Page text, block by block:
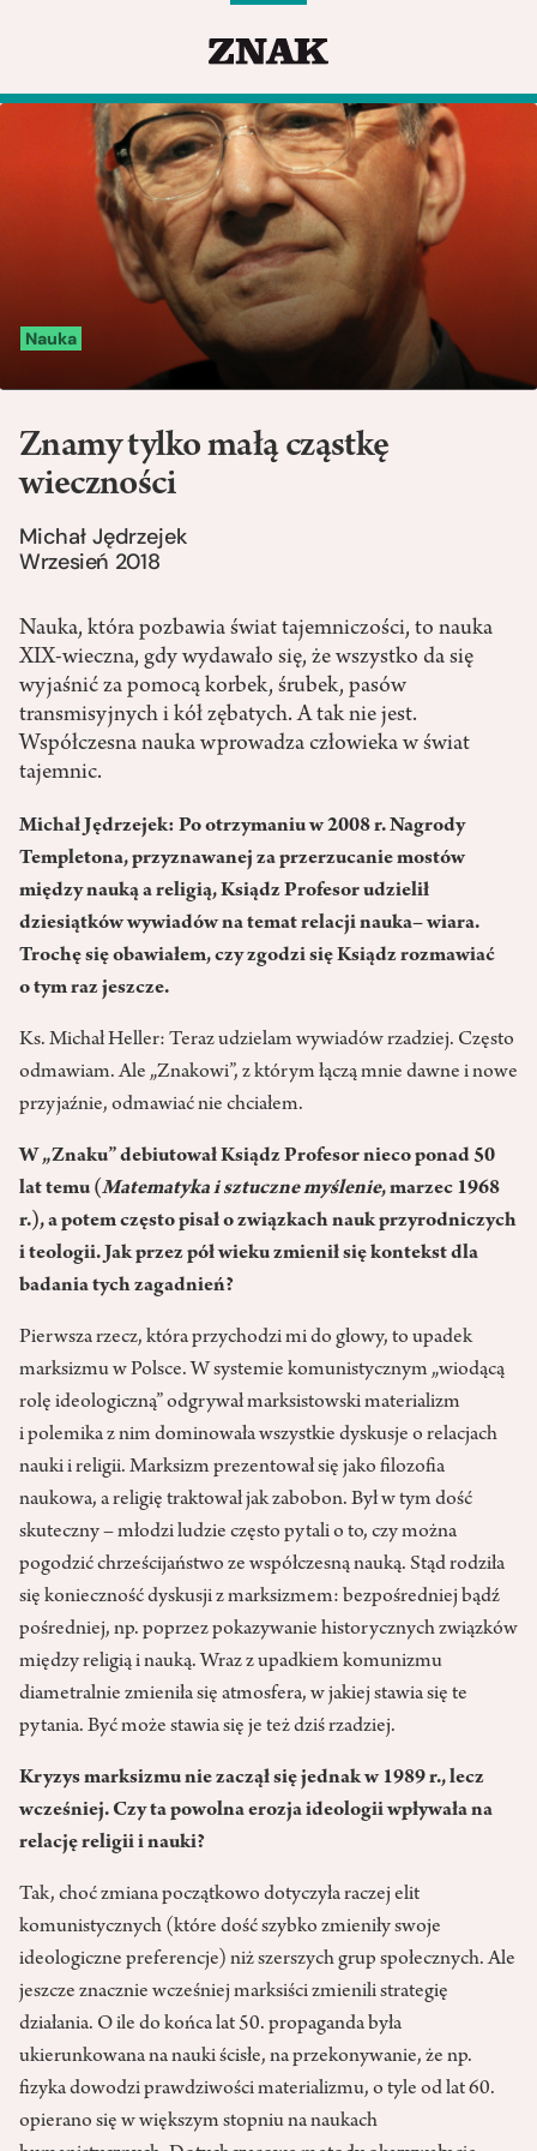
Nauka
Znamy tylko małą cząstkę
wieczności
Michał Jędrzejek
Wrzesień 2018
Nauka, która pozbawia świat tajemniczości, to nauka
XIX-wieczna, gdy wydawało się, że wszystko da się
wyjaśnić za pomocą korbek, śrubek, pasów
transmisyjnych i kół zębatych. A tak nie jest.
Współczesna nauka wprowadza człowieka w świat
tajemnic.
Michał Jędrzejek: Po otrzymaniu w 2008 r. Nagrody
Templetona, przyznawanej za przerzucanie mostów
między nauką a religią, Ksiądz Profesor udzielił
dziesiątków wywiadów na temat relacji nauka– wiara.
Trochę się obawiałem, czy zgodzi się Ksiądz rozmawiać
o tym raz jeszcze.
Ks. Michał Heller: Teraz udzielam wywiadów rzadziej. Często
odmawiam. Ale „Znakowi”, z którym łączą mnie dawne i nowe
przyjaźnie, odmawiać nie chciałem.
W „Znaku” debiutował Ksiądz Profesor nieco ponad 50
lat temu (Matematyka i sztuczne myślenie, marzec 1968
r.), a potem często pisał o związkach nauk przyrodniczych
i teologii. Jak przez pół wieku zmienił się kontekst dla
badania tych zagadnień?
Pierwsza rzecz, która przychodzi mi do głowy, to upadek
marksizmu w Polsce. W systemie komunistycznym „wiodącą
rolę ideologiczną” odgrywał marksistowski materializm
i polemika z nim dominowała wszystkie dyskusje o relacjach
nauki i religii. Marksizm prezentował się jako filozofia
naukowa, a religię traktował jak zabobon. Był w tym dość
skuteczny – młodzi ludzie często pytali o to, czy można
pogodzić chrześcijaństwo ze współczesną nauką. Stąd rodziła
się konieczność dyskusji z marksizmem: bezpośredniej bądź
pośredniej, np. poprzez pokazywanie historycznych związków
między religią i nauką. Wraz z upadkiem komunizmu
diametralnie zmieniła się atmosfera, w jakiej stawia się te
pytania. Być może stawia się je też dziś rzadziej.
Kryzys marksizmu nie zaczął się jednak w 1989 r., lecz
wcześniej. Czy ta powolna erozja ideologii wpływała na
relację religii i nauki?
Tak, choć zmiana początkowo dotyczyła raczej elit
komunistycznych (które dość szybko zmieniły swoje
ideologiczne preferencje) niż szerszych grup społecznych. Ale
jeszcze znacznie wcześniej marksiści zmienili strategię
działania. O ile do końca lat 50. propaganda była
ukierunkowana na nauki ścisłe, na przekonywanie, że np.
fizyka dowodzi prawdziwości materializmu, o tyle od lat 60.
opierano się w większym stopniu na naukach